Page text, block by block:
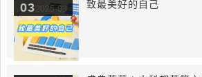
032025-03 致最美好的自己